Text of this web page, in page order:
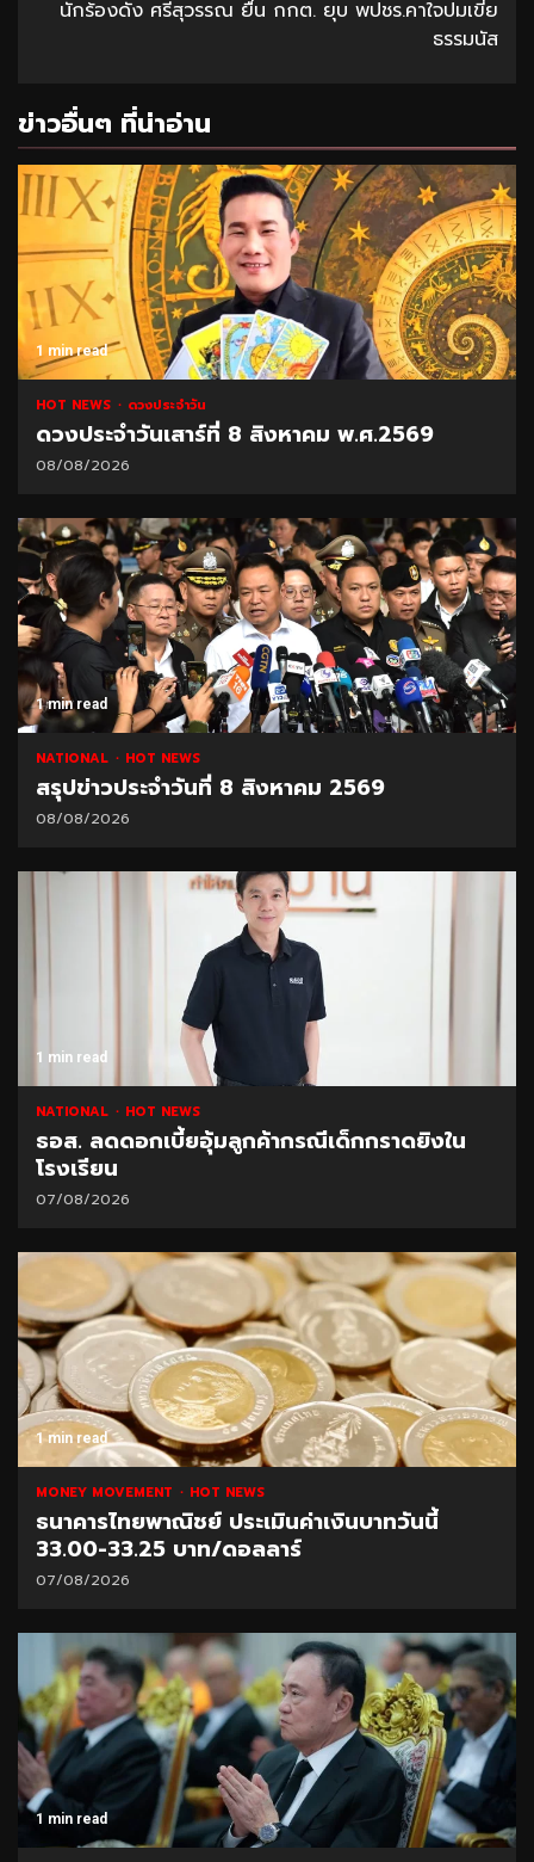
นักร้องดัง ศรีสุวรรณ ยื่น กกต. ยุบ พปชร.คาใจปมเขี่ย
ธรรมนัส
ข่าวอื่นๆ ที่น่าอ่าน
1 min read
HOT NEWS ดวงประจำวัน
ดวงประจำวันเสาร์ที่ 8 สิงหาคม พ.ศ.2569
08/08/2026
1 min read
NATIONAL HOT NEWS
สรุปข่าวประจำวันที่ 8 สิงหาคม 2569
08/08/2026
1 min read
NATIONAL HOT NEWS
ธอส. ลดดอกเบี้ยอุ้มลูกค้ากรณีเด็กกราดยิงใน
โรงเรียน
07/08/2026
1 min read
MONEY MOVEMENT HOT NEWS
ธนาคารไทยพาณิชย์ ประเมินค่าเงินบาทวันนี้
33.00-33.25 บาท/ดอลลาร์
07/08/2026
1 min read